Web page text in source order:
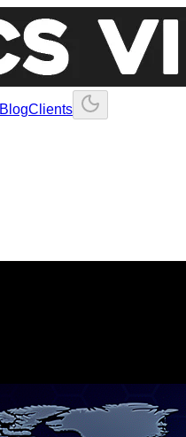
BlogClients